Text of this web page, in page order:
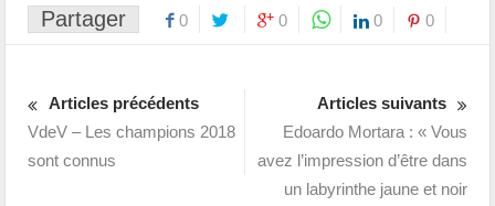
Partager 0 0 0 0
Articles précédents
VdeV – Les champions 2018
sont connus
Articles suivants
Edoardo Mortara : « Vous
avez l’impression d’être dans
un labyrinthe jaune et noir